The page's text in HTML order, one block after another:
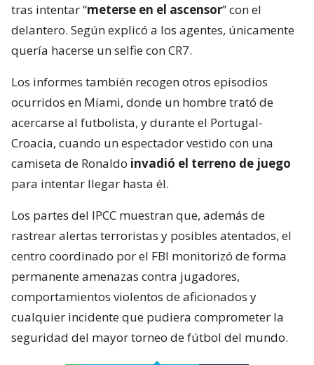
tras intentar “meterse en el ascensor” con el
delantero. Según explicó a los agentes, únicamente
quería hacerse un selfie con CR7.
Los informes también recogen otros episodios
ocurridos en Miami, donde un hombre trató de
acercarse al futbolista, y durante el Portugal-
Croacia, cuando un espectador vestido con una
camiseta de Ronaldo invadió el terreno de juego
para intentar llegar hasta él.
Los partes del IPCC muestran que, además de
rastrear alertas terroristas y posibles atentados, el
centro coordinado por el FBI monitorizó de forma
permanente amenazas contra jugadores,
comportamientos violentos de aficionados y
cualquier incidente que pudiera comprometer la
seguridad del mayor torneo de fútbol del mundo.